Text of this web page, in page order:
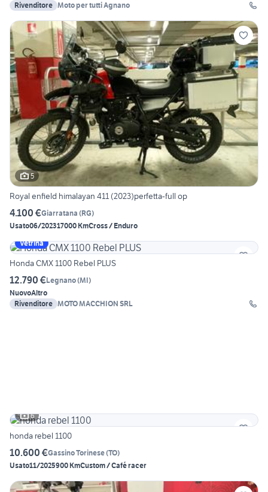
Rivenditore Moto per tutti Agnano
5
Royal enfield himalayan 411 (2023)perfetta-full op
4.100 €Giarratana (RG)
Usato06/202317000 KmCross / Enduro
Vetrina
Honda CMX 1100 Rebel PLUS
12.790 €Legnano(MI)
NuovoAltro
Rivenditore MOTO MACCHION SRL
6
honda rebel 1100
10.600 €Gassino Torinese(TO)
Usato11/2025900 KmCustom / Café racer